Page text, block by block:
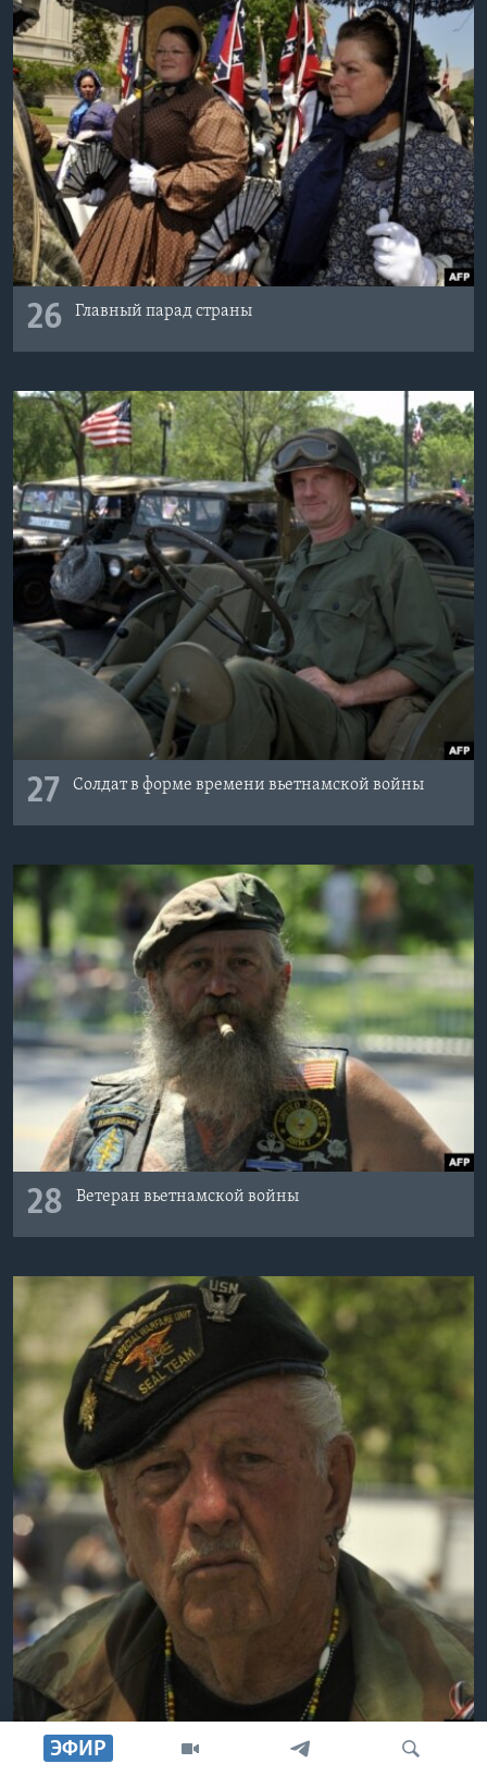
ЭФИР
26 Главный парад страны
27 Солдат в форме времени вьетнамской войны
28 Ветеран вьетнамской войны
Ветеран Второй мировой войны